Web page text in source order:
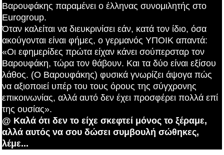
Βαρουφάκης παραμένει ο έλληνας συνομιλητής στο
Eurogroup.
Όταν καλείται να διευκρινίσει εάν, κατά τον ίδιο, όσα
ακούγονται είναι φήμες, ο γερμανός ΥΠΟΙΚ απαντά:
«Οι εφημερίδες πρώτα είχαν κάνει σούπερσταρ τον
Βαρουφάκη, τώρα τον θάβουν. Και τα δύο είναι εξίσου
λάθος. (Ο Βαρουφάκης) φυσικά γνωρίζει άψογα πώς
να αξιοποιεί υπέρ του τους όρους της σύγχρονης
επικοινωνίας, αλλά αυτό δεν έχει προσφέρει πολλά επί
της ουσίας».
@ Καλά ότι δεν το είχε σκεφτεί μόνος το ξέραμε,
αλλά αυτός να σου δώσει συμβουλή σώθηκες,
λέμε...